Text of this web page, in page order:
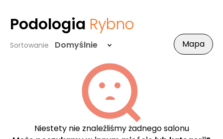
Podologia Rybno
Sortowanie Domyślnie Mapa
Niestety nie znaleźliśmy żadnego salonu